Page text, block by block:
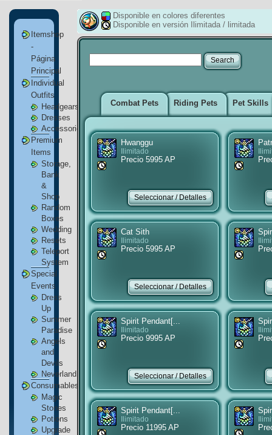
Itemshop
-
Página
Principal
Individual
Outfits
Headgears
Dresses
Accessories
Premium
Items
Storage,
Bank
&
Shop
Random
Boxes
Wedding
Resets
Teleport
System
Special
Events
Dress
Up
Summer
Paradise
Angels
and
Devils
Neverland
Consumables
Magic
Stones
Potions
Upgrade
Disponible en colores diferentes
Disponible en versión Ilimitada / limitada
Combat Pets Riding Pets Pet Skills
Hwanggu
Ilimitado
Precio 5995 AP
Cat Sith
Ilimitado
Precio 5995 AP
Spirit Pendant[...
Ilimitado
Precio 9995 AP
Spirit Pendant[...
Ilimitado
Precio 11995 AP